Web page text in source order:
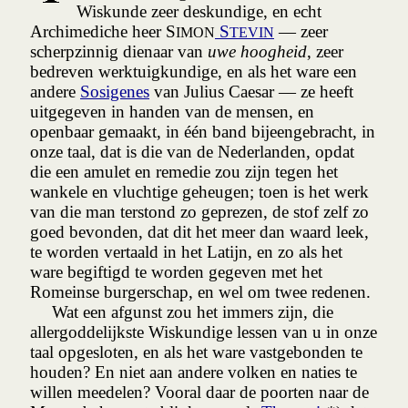
Wiskunde zeer deskundige, en echt
Archimediche heer SIMON STEVIN — zeer
scherpzinnig dienaar van uwe hoogheid, zeer
bedreven werktuig­kundige, en als het ware een
andere Sosigenes van Julius Caesar — ze heeft
uitgegeven in handen van de mensen, en
openbaar gemaakt, in één band bijeen­gebracht, in
onze taal, dat is die van de Nederlanden, opdat
die een amulet en remedie zou zijn tegen het
wankele en vluchtige geheugen; toen is het werk
van die man terstond zo geprezen, de stof zelf zo
goed bevonden, dat dit het meer dan waard leek,
te worden vertaald in het Latijn, en zo als het
ware begiftigd te worden gegeven met het
Romeinse burgerschap, en wel om twee redenen.
Wat een afgunst zou het immers zijn, die
allergoddelijkste Wiskundige lessen van u in onze
taal opgesloten, en als het ware vastgebonden te
houden? En niet aan andere volken en naties te
willen meedelen? Vooral daar de poorten naar de